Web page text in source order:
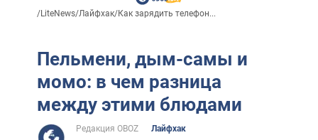
/LiteNews/Лайфхак/Как зарядить телефон...
Пельмени, дым-самы и
момо: в чем разница
между этими блюдами
Редакция OBOZ
Лайфхак